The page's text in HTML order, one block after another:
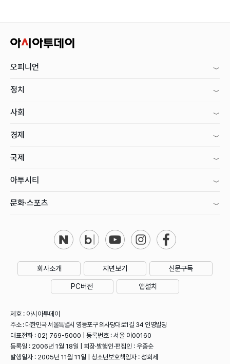
오피니언
정치
사회
경제
국제
아투시티
문화·스포츠
회사소개 지면보기 신문구독
PC버전 앱설치
제호 : 아시아투데이
주소 : 대한민국 서울특별시 영등포구 의사당대로1길 34 인영빌딩
대표전화 : 02) 769-5000 | 등록번호 : 서울 아00160
등록일 : 2006년 1월 18일 | 회장·발행인·편집인 : 우종순
발행일자 : 2005년 11월 11일 | 청소년보호책임자 : 성희제